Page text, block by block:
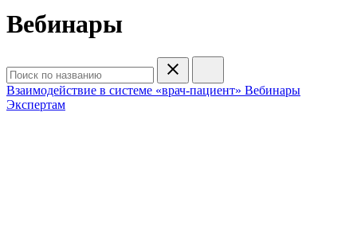
Вебинары
Взаимодействие в системе «врач-пациент» Вебинары
Экспертам